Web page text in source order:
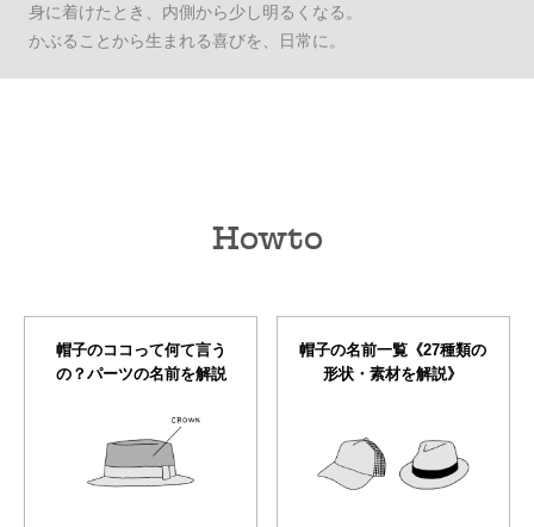
身に着けたとき、内側から少し明るくなる。
かぶることから生まれる喜びを、日常に。
Howto
帽子のココって何て言う
の？パーツの名前を解説
帽子の名前一覧《27種類の
形状・素材を解説》